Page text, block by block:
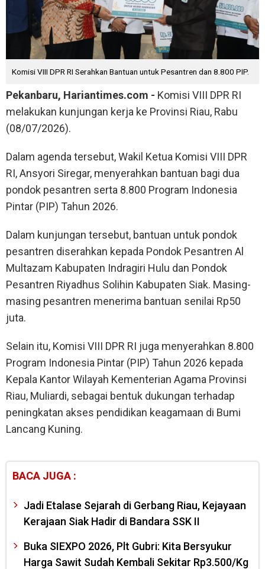
Komisi VIII DPR RI Serahkan Bantuan untuk Pesantren dan 8.800 PIP.
Pekanbaru, Hariantimes.com - Komisi VIII DPR RI
melakukan kunjungan kerja ke Provinsi Riau, Rabu
(08/07/2026).
Dalam agenda tersebut, Wakil Ketua Komisi VIII DPR
RI, Ansyori Siregar, menyerahkan bantuan bagi dua
pondok pesantren serta 8.800 Program Indonesia
Pintar (PIP) Tahun 2026.
Dalam kunjungan tersebut, bantuan untuk pondok
pesantren diserahkan kepada Pondok Pesantren Al
Multazam Kabupaten Indragiri Hulu dan Pondok
Pesantren Riyadhus Solihin Kabupaten Siak. Masing-
masing pesantren menerima bantuan senilai Rp50
juta.
Selain itu, Komisi VIII DPR RI juga menyerahkan 8.800
Program Indonesia Pintar (PIP) Tahun 2026 kepada
Kepala Kantor Wilayah Kementerian Agama Provinsi
Riau, Muliardi, sebagai bentuk dukungan terhadap
peningkatan akses pendidikan keagamaan di Bumi
Lancang Kuning.
BACA JUGA :
Jadi Etalase Sejarah di Gerbang Riau, Kejayaan
Kerajaan Siak Hadir di Bandara SSK II
Buka SIEXPO 2026, Plt Gubri: Kita Bersyukur
Harga Sawit Sudah Kembali Sekitar Rp3.500/Kg